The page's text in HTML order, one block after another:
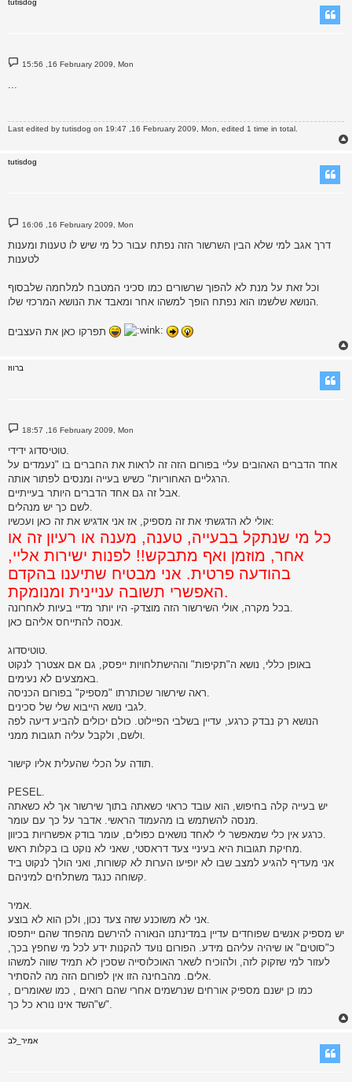
P
o
15:56 ,16 February 2009, Mon
...
Last edited by tutisdog on 19:47 ,16 February 2009, Mon, edited 1 time in total.
tutisdog
P
o
t
16:06 ,16 February 2009, Mon
דרך אגב למי שלא הבין השרשור הזה נפתח עבור כל מי שיש לו טענות ומענות
לטענות
וכל זאת על מנת לא להפוך שרשורים כמו סכיני המטבח למלחמה שלבסוף
ברווז
P
o
t
18:57 ,16 February 2009, Mon
טוטיסדוג ידידי.
אחד הדברים האהובים עליי בפורום הזה זה לראות את החברים בו "נעמדים על
הרגליים האחוריות" כשיש בעייה ומנסים לפתור אותה.
אבל זה גם אחד הדברים היותר בעייתיים.
לשם כך יש מנהלים.
אולי לא הדגשתי את זה מספיק, אז אני אדגיש את זה כאן ועכשיו:
כל מי שנתקל בבעייה, טענה, מענה או רעיון זה או
אחר, מוזמן ואף מתבקש!! לפנות ישירות אליי,
בהודעה פרטית. אני מבטיח שתיענו בהקדם
האפשרי תשובה עניינית ומנומקת.
בכל מקרה, אולי השירשור הזה מוצדק- היו יותר מדיי בעיות לאחרונה.
אנסה להתייחס אליהם כאן.
טוטיסדוג.
באופן כללי, נושא ה"תקיפות" וההישתלחויות ייפסק, גם אם אצטרך לנקוט
באמצעים לא נעימים.
ראה שירשור שכותרתו "מספיק" בפורום הכניסה.
לגבי נושא הייבוא שלי של סכינים.
הנושא רק נבדק כרגע, עדיין בשלבי הפיילוט. כולם יכולים להביע דיעה לפה
ולשם, ולקבל עליה תגובות ממני.
תודה על הכלי שהעלית אליו קישור.
PESEL.
יש בעייה קלה בחיפוש, הוא עובד כראוי כשאתה בתוך שירשור אך לא כשאתה
מנסה להשתמש בו מהעמוד הראשי. אדבר על כך עם עומר.
כרגע אין כלי שמאפשר לי לאחד נושאים כפולים, עומר בודק אפשרויות בכיוון.
מחיקת תגובות היא בעיניי צעד דראסטי, שאני לא נוקט בו בקלות ראש.
אני מעדיף להגיע למצב שבו לא יופיעו הערות לא קשורות, ואני הולך לנקוט ביד
קשוחה כנגד משתלחים למיניהם.
אמיר.
אני לא משוכנע שזה צעד נכון, ולכן הוא לא בוצע.
יש מספיק אנשים שפוחדים עדיין במדינתנו הנאורה להירשם מהפחד שהם ייתפסו
כ"סוטים" או שיהיה עליהם מידע. הפורום נועד להקנות ידע לכל מי שחפץ בכך,
לעזור למי שזקוק לזה, ולהוכיח לשאר האוכלוסייה שסכין לא תמיד שווה למשהו
אלים. מהבחינה הזו אין לפורום הזה מה להסתיר.
כמו כן ישנם מספיק אורחים שנרשמים אחרי שהם רואים , כמו שאומרים ,
ש"השד אינו נורא כל כך".
אמיר_לב